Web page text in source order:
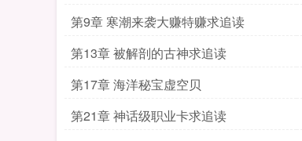
读
第9章 寒潮来袭大赚特赚求追读
第13章 被解剖的古神求追读
第17章 海洋秘宝虚空贝
第21章 神话级职业卡求追读